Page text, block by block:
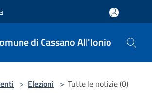
di Cassano All'Ionio
> Elezioni > Tutte le notizie (0)